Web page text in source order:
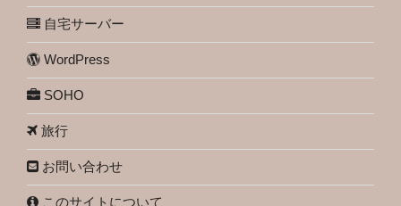
自宅サーバー
WordPress
SOHO
旅行
お問い合わせ
このサイトについて